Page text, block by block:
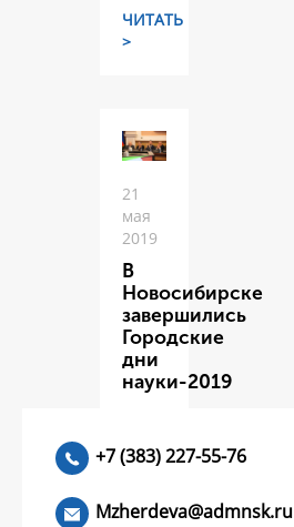
ЧИТАТЬ
>
21
мая
2019
В
Новосибирске
завершились
Городские
дни
науки-2019
+7 (383) 227-55-76
Mzherdeva@admnsk.ru